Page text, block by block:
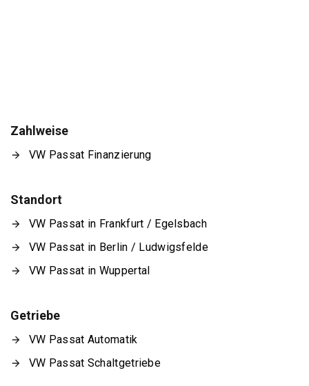
Zahlweise
VW Passat Finanzierung
Standort
VW Passat in Frankfurt / Egelsbach
VW Passat in Berlin / Ludwigsfelde
VW Passat in Wuppertal
Getriebe
VW Passat Automatik
VW Passat Schaltgetriebe